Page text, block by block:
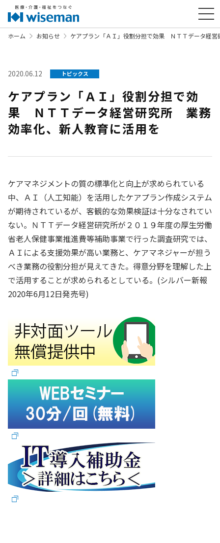
ホーム お知らせ ケアプラン「ＡＩ」役割分担で効果 ＮＴＴデータ経
2020.06.12 トピックス
ケアプラン「ＡＩ」役割分担で効
果 ＮＴＴデータ経営研究所 業務
効率化、新人教育に活用を
ケアマネジメントの質の標準化と向上が求められている
中、ＡＩ（人工知能）を活用したケアプラン作成システム
が期待されているが、客観的な効果検証は十分なされてい
ない。ＮＴＴデータ経営研究所が２０１９年度の厚生労働
省老人保健事業推進費等補助事業で行った調査研究では、
ＡＩによる支援効果が高い業務と、ケアマネジャーが担う
べき業務の役割分担が見えてきた。得意分野を理解した上
で活用することが求められるとしている。(シルバー新報
2020年6月12日発売号)